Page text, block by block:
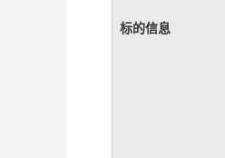
标的信息